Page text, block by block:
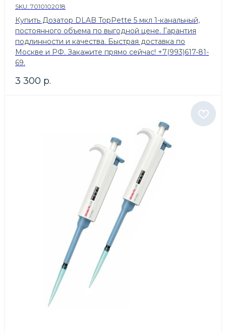
SKU: 7010102018
Купить Дозатор DLAB TopPette 5 мкл 1-канальный,
постоянного объема по выгодной цене. Гарантия
подлинности и качества. Быстрая доставка по
Москве и РФ. Закажите прямо сейчас! +7(993)617-81-
69.
3 300 р.